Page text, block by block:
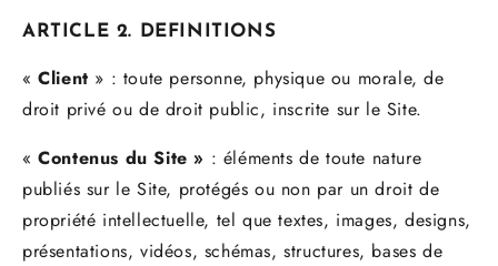
ARTICLE 2. DEFINITIONS
« Client » : toute personne, physique ou morale, de
droit privé ou de droit public, inscrite sur le Site.
«Contenus du Site » : éléments de toute nature
publiés sur le Site, protégés ou non par un droit de
propriété intellectuelle, tel que textes, images, designs,
présentations, vidéos, schémas, structures, bases de